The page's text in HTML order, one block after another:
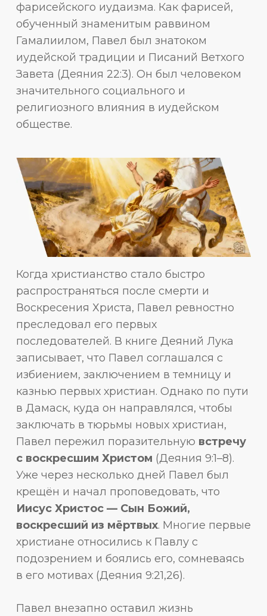
фарисейского иудаизма. Как фарисей,
обученный знаменитым раввином
Гамалиилом, Павел был знатоком
иудейской традиции и Писаний Ветхого
Завета (Деяния 22:3). Он был человеком
значительного социального и
религиозного влияния в иудейском
обществе.
Когда христианство стало быстро
распространяться после смерти и
Воскресения Христа, Павел ревностно
преследовал его первых
последователей. В книге Деяний Лука
записывает, что Павел соглашался с
избиением, заключением в темницу и
казнью первых христиан. Однако по пути
в Дамаск, куда он направлялся, чтобы
заключать в тюрьмы новых христиан,
Павел пережил поразительную встречу
с воскресшим Христом (Деяния 9:1–8).
Уже через несколько дней Павел был
крещён и начал проповедовать, что
Иисус Христос — Сын Божий,
воскресший из мёртвых. Многие первые
христиане относились к Павлу с
подозрением и боялись его, сомневаясь
в его мотивах (Деяния 9:21,26).
Павел внезапно оставил жизнь